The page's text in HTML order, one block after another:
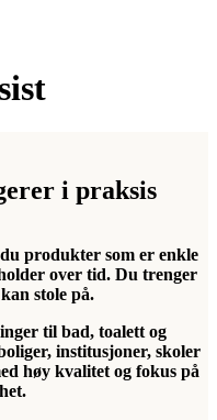
i praksis
produkter som er enkle
over tid. Du trenger
stole på.
til bad, toalett og
institusjoner, skoler
høy kvalitet og fokus på